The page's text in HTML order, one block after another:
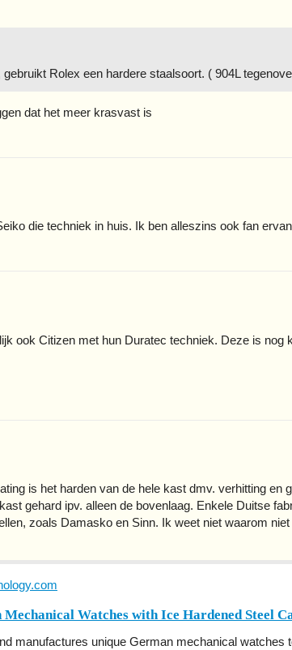
Rolex een hardere staalsoort. ( 904L
dat het meer krasvast is
die techniek in huis. Ik ben alleszins ook fan
ook Citizen met hun Duratec techniek. Deze is nog
is het harden van de hele kast dmv. verhitting en
gehard ipv. alleen de bovenlaag. Enkele Duitse
zoals Damasko en Sinn. Ik weet niet waarom
Watches with Ice Hardened Steel
manufactures unique German mechanical watches